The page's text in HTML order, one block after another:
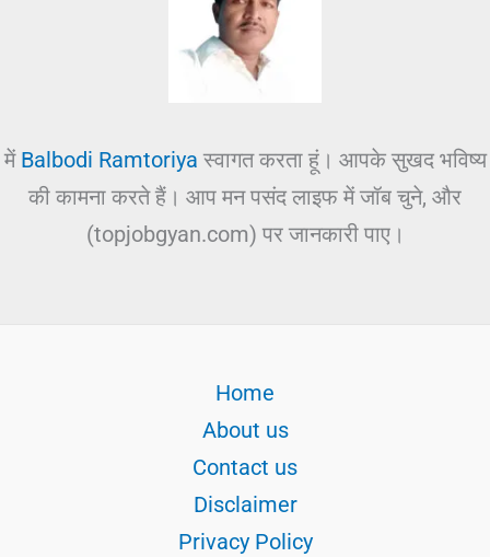
में Balbodi Ramtoriya स्वागत करता हूं। आपके सुखद भविष्य
की कामना करते हैं। आप मन पसंद लाइफ में जॉब चुने, और
(topjobgyan.com) पर जानकारी पाए।
Home
About us
Contact us
Disclaimer
Privacy Policy